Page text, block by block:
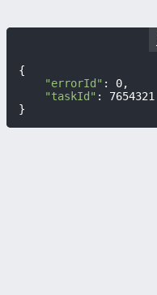
{
"errorId" : 0,
"taskId" : 7654321
}